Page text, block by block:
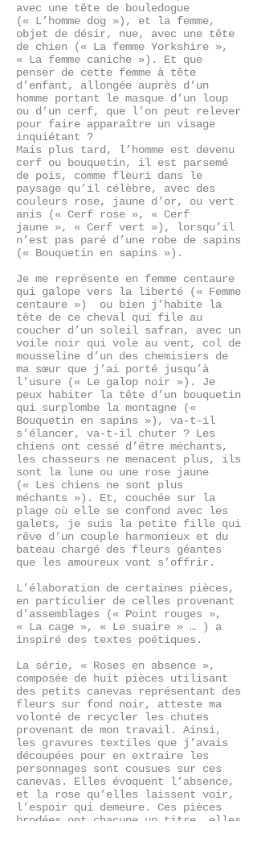
avec une tête de bouledogue
(« L’homme dog »), et la femme,
objet de désir, nue, avec une tête
de chien (« La femme Yorkshire »,
« La femme caniche »). Et que
penser de cette femme à tête
d’enfant, allongée auprès d’un
homme portant le masque d’un loup
ou d’un cerf, que l’on peut relever
pour faire apparaître un visage
inquiétant ?
Mais plus tard, l’homme est devenu
cerf ou bouquetin, il est parsemé
de pois, comme fleuri dans le
paysage qu’il célèbre, avec des
couleurs rose, jaune d’or, ou vert
anis (« Cerf rose », « Cerf
jaune », « Cerf vert »), lorsqu’il
n’est pas paré d’une robe de sapins
(« Bouquetin en sapins »).
Je me représente en femme centaure
qui galope vers la liberté (« Femme
centaure ») ou bien j’habite la
tête de ce cheval qui file au
coucher d’un soleil safran, avec un
voile noir qui vole au vent, col de
mousseline d’un des chemisiers de
ma sœur que j’ai porté jusqu’à
l’usure (« Le galop noir »). Je
peux habiter la tête d’un bouquetin
qui surplombe la montagne («
Bouquetin en sapins »), va-t-il
s’élancer, va-t-il chuter ? Les
chiens ont cessé d’être méchants,
les chasseurs ne menacent plus, ils
sont la lune ou une rose jaune
(« Les chiens ne sont plus
méchants »). Et, couchée sur la
plage où elle se confond avec les
galets, je suis la petite fille qui
rêve d’un couple harmonieux et du
bateau chargé des fleurs géantes
que les amoureux vont s’offrir.
L’élaboration de certaines pièces,
en particulier de celles provenant
d’assemblages (« Point rouges »,
« La cage », « Le suaire » … ) a
inspiré des textes poétiques.
La série, « Roses en absence »,
composée de huit pièces utilisant
des petits canevas représentant des
fleurs sur fond noir, atteste ma
volonté de recycler les chutes
provenant de mon travail. Ainsi,
les gravures textiles que j’avais
découpées pour en extraire les
personnages sont cousues sur ces
canevas. Elles évoquent l’absence,
et la rose qu’elles laissent voir,
l’espoir qui demeure. Ces pièces
brodées ont chacune un titre, elles